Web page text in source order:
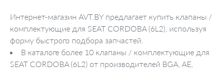
Интернет-магазин AVT.BY предлагает купить клапаны /
комплектующие для SEAT CORDOBA (6L2), используя
форму быстрого подбора запчастей.
В каталоге более 10 клапаны / комплектующие для
SEAT CORDOBA (6L2) от производителей BGA, AE,